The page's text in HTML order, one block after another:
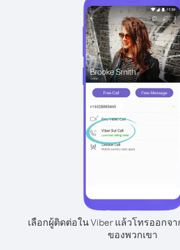
เลือกผู้ติดต่อใน Viber แล้วโทรออกจ
ของพวกเขา